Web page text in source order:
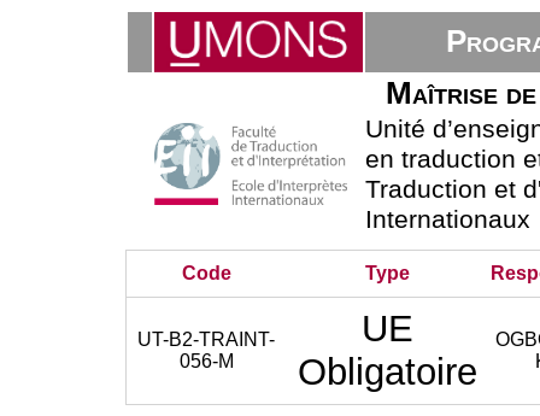
Maîtrise
Unité
en traduction
Traduction et
Internationaux
Code Type
UT-B2-TRAINT-
056-M
UE
Obligatoire